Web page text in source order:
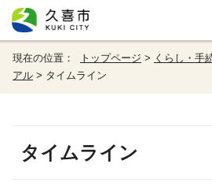
現在の位置： トップページ > くらし・手
アル > タイムライン
タイムライン